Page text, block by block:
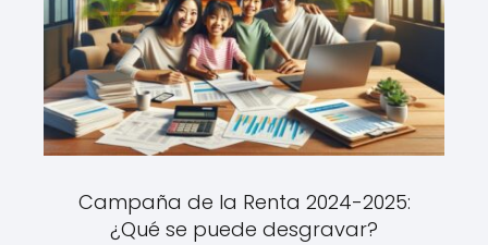
Campaña de la Renta 2024-2025:
¿Qué se puede desgravar?